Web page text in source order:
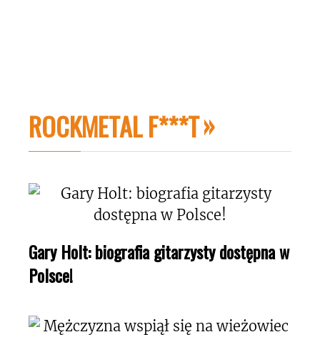
ROCKMETAL F***T
Gary Holt: biografia gitarzysty dostępna w
Polsce!